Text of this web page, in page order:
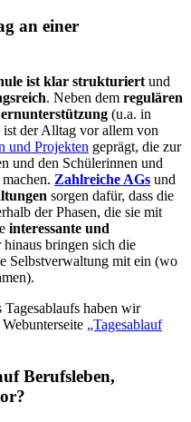
an einer
ist klar strukturiert und
. Neben dem regulären
(u.a. in
der Alltag vor allem von
und Projekten geprägt, die zur
und den Schülerinnen und
Zahlreiche AGs und
sorgen dafür, dass die
der Phasen, die sie mit
interessante und
hinaus bringen sich die
Selbstverwaltung mit ein (wo
haben wir
„Tagesablauf
Berufsleben,